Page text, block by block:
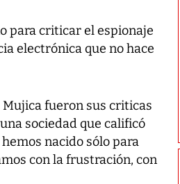
para criticar el espionaje
electrónica que no hace
Mujica fueron sus criticas
sociedad que calificó
hemos nacido sólo para
con la frustración, con